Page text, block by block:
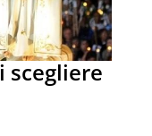
scegliere